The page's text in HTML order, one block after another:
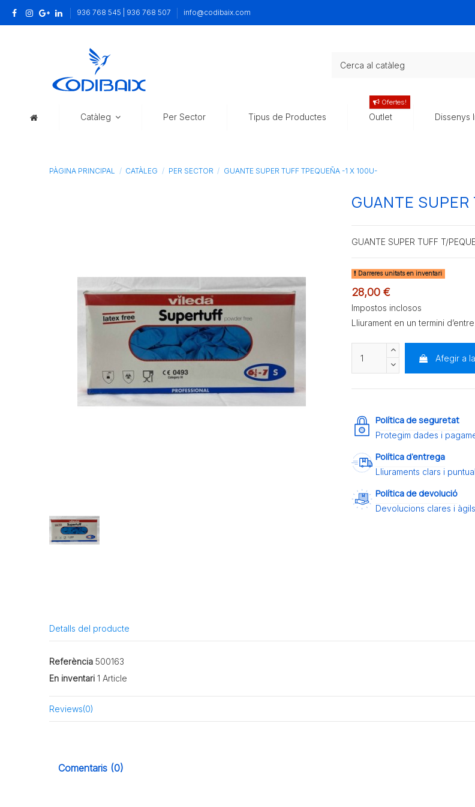
936 768 545 | 936 768 507 info@codibaix.com
Catàleg Per Sector Tipus de Productes Outlet
Ofertes!
Dissenys
PÀGINA PRINCIPAL CATÀLEG PER SECTOR GUANTE SUPER TUFF TPEQUEÑA -1 X 100U-
GUANTE
GUANTE SUPER TUFF T/
Darreres unitats en inventari
28,00 €
Impostos inclosos
Lliurament en un termini
Afegir a
Política de seguretat
Protegim dades i
Política d’entrega
Lliuraments clars i
Política de devolució
Devolucions clares i
Detalls del producte
Referència 500163
En inventari 1 Article
Reviews(0)
Comentaris (0)